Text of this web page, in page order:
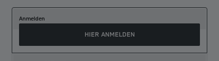
Anmelden
HIER ANMELDEN